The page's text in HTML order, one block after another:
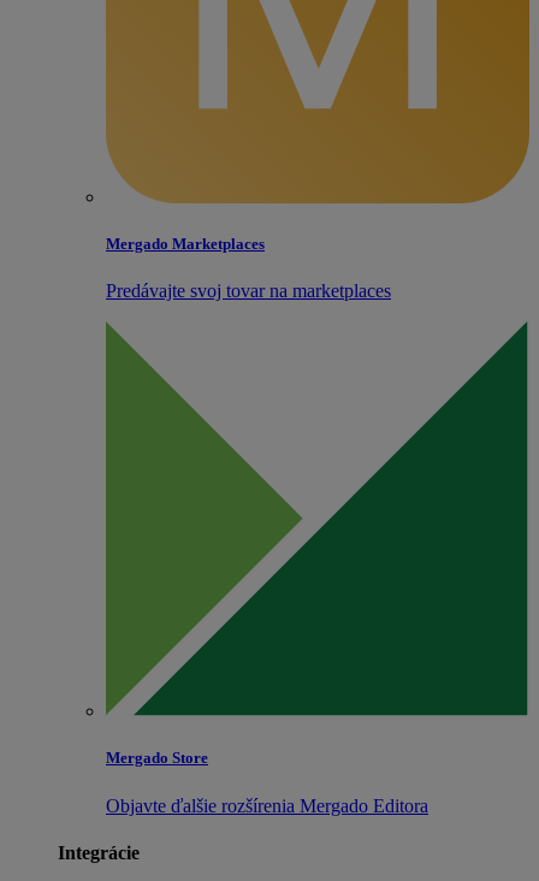
Mergado Marketplaces
Predávajte svoj tovar na marketplaces
Mergado Store
Objavte ďalšie rozšírenia Mergado Editora
Integrácie